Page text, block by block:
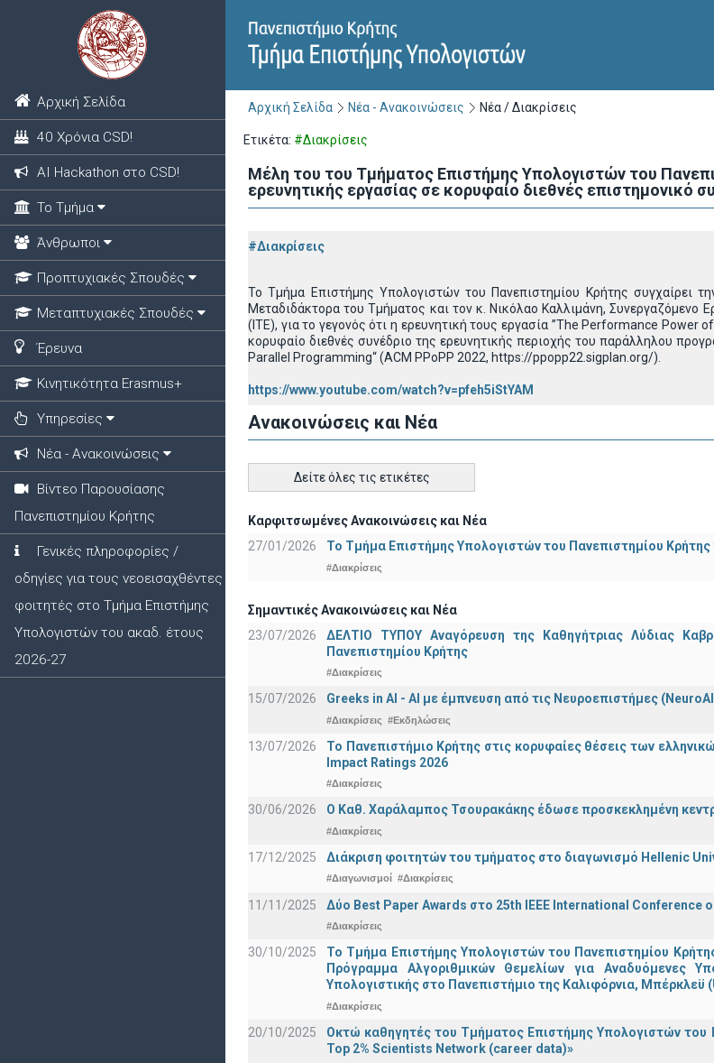
Αρχική Σελίδα
40 Χρόνια CSD!
ΑΙ Hackathon στο CSD!
Το Τμήμα
Άνθρωποι
Προπτυχιακές Σπουδές
Μεταπτυχιακές Σπουδές
Έρευνα
Κινητικότητα Erasmus+
Υπηρεσίες
Νέα - Ανακοινώσεις
Βίντεο Παρουσίασης
Πανεπιστημίου Κρήτης
Γενικές πληροφορίες /
οδηγίες για τους νεοεισαχθέντες
φοιτητές στο Τμήμα Επιστήμης
Υπολογιστών του ακαδ. έτους
2026-27
Αρχική Σελίδα Νέα - Ανακοινώσεις Νέα / Διακρίσεις
Ετικέτα: #Διακρίσεις
Μέλη του του Τμήματος Επιστήμης Υπολογιστών του
ερευνητικής εργασίας σε κορυφαίο διεθνές επιστημονικό
#Διακρίσεις
To Τμήμα Επιστήμης Υπολογιστών του Πανεπιστημίου Κρήτης συγχαίρει
Μεταδιδάκτορα του Τμήματος και τον κ. Νικόλαο Καλλιμάνη, Συνεργαζόμενο
(ΙΤΕ), για το γεγονός ότι η ερευνητική τους εργασία ”The Performance
κορυφαίο διεθνές συνέδριο της ερευνητικής περιοχής του παράλληλου
Parallel Programming“ (ACM PPoPP 2022, https://ppopp22.sigplan.org/).
https://www.youtube.com/watch?v=pfeh5iStYAM
Ανακοινώσεις και Νέα
Δείτε όλες τις ετικέτες
Καρφιτσωμένες Ανακοινώσεις και Νέα
27/01/2026
Το Τμήμα Επιστήμης Υπολογιστών του Πανεπιστημίου
#Διακρίσεις
Σημαντικές Ανακοινώσεις και Νέα
23/07/2026
ΔΕΛΤΙΟ ΤΥΠΟΥ Αναγόρευση της Καθηγήτριας Λύδιας
Πανεπιστημίου Κρήτης
#Διακρίσεις
15/07/2026 Greeks in AI - ΑΙ με έμπνευση από τις Νευροεπιστήμες
#Διακρίσεις #Εκδηλώσεις
13/07/2026
Το Πανεπιστήμιο Κρήτης στις κορυφαίες θέσεις των
Impact Ratings 2026
#Διακρίσεις
30/06/2026 Ο Καθ. Χαράλαμπος Τσουρακάκης έδωσε προσκεκλημένη
#Διακρίσεις
17/12/2025 Διάκριση φοιτητών του τμήματος στο διαγωνισμό Hellenic
#Διαγωνισμοί #Διακρίσεις
11/11/2025 Δύο Best Paper Awards στο 25th IEEE International Conference
#Διακρίσεις
30/10/2025
Το Τμήμα Επιστήμης Υπολογιστών του Πανεπιστημίου
Πρόγραμμα Αλγοριθμικών Θεμελίων για Αναδυόμενες
Υπολογιστικής στο Πανεπιστήμιο της Καλιφόρνια, Μπέρκλεϋ
#Διακρίσεις
20/10/2025
Οκτώ καθηγητές του Τμήματος Επιστήμης Υπολογιστών του
Top 2% Scientists Network (career data)»